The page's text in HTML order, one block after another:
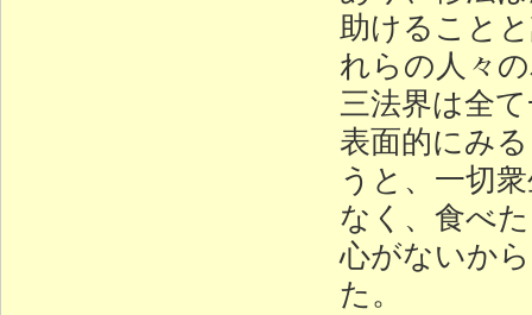
助けること
れらの人々
三法界は全
表面的にみ
うと、一切
なく、食べ
心がないか
た。